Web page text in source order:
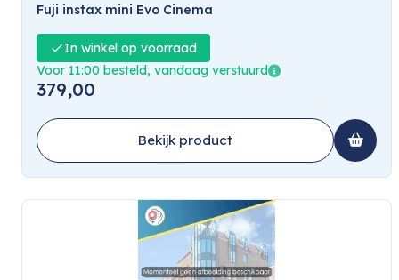
Fuji instax mini Evo Cinema
In winkel op voorraad
Voor 11:00 besteld, vandaag verstuurd
379,00
Bekijk product